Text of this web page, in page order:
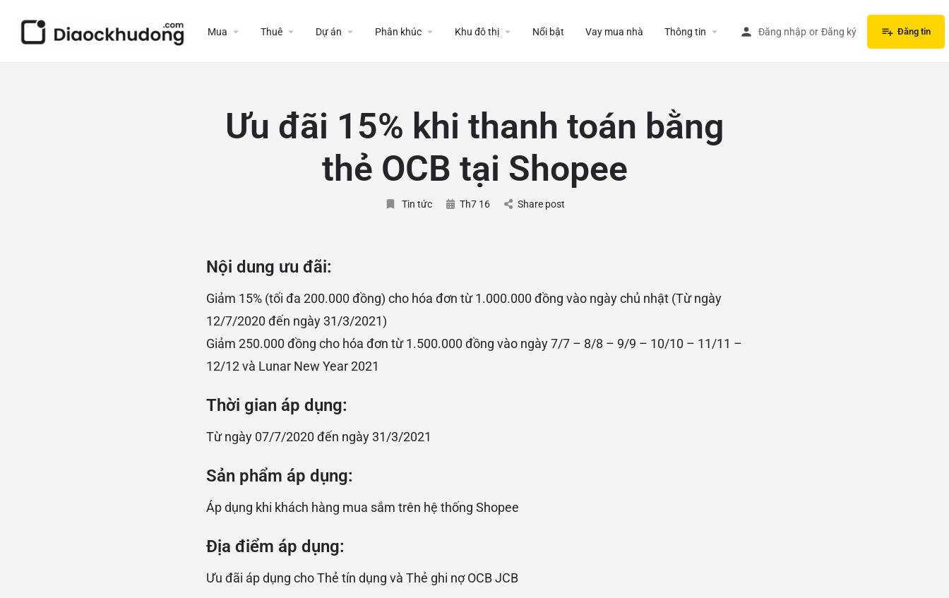
Mua Thuê Dự án Phân khúc Khu đô thị Nổi bật Vay mua nhà Thông tin Đăng nhập or Đăng ký Đăng tin
Ưu đãi 15% khi thanh toán bằng
thẻ OCB tại Shopee
Tin tức Th7 16 Share post
Nội dung ưu đãi:
Giảm 15% (tối đa 200.000 đồng) cho hóa đơn từ 1.000.000 đồng vào ngày chủ nhật (Từ ngày
12/7/2020 đến ngày 31/3/2021)
Giảm 250.000 đồng cho hóa đơn từ 1.500.000 đồng vào ngày 7/7 – 8/8 – 9/9 – 10/10 – 11/11 –
12/12 và Lunar New Year 2021
Thời gian áp dụng:
Từ ngày 07/7/2020 đến ngày 31/3/2021
Sản phẩm áp dụng:
Áp dụng khi khách hàng mua sắm trên hệ thống Shopee
Địa điểm áp dụng:
Ưu đãi áp dụng cho Thẻ tín dụng và Thẻ ghi nợ OCB JCB